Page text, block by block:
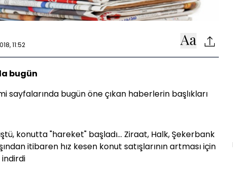
11:52
bugün
sayfalarında bugün öne çıkan haberlerin başlıkları
konutta "hareket" başladı... Ziraat, Halk, Şekerbank
itibaren hız kesen konut satışlarının artması için
indirdi